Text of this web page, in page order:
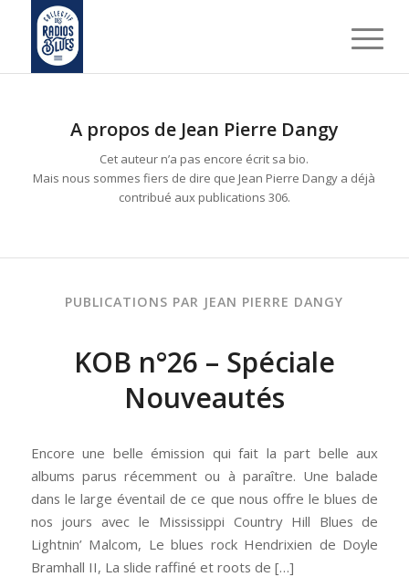
A propos de Jean Pierre Dangy
Cet auteur n’a pas encore écrit sa bio.
Mais nous sommes fiers de dire que Jean Pierre Dangy a déjà
contribué aux publications 306.
PUBLICATIONS PAR JEAN PIERRE DANGY
KOB n°26 – Spéciale
Nouveautés
Encore une belle émission qui fait la part belle aux
albums parus récemment ou à paraître. Une balade
dans le large éventail de ce que nous offre le blues de
nos jours avec le Mississippi Country Hill Blues de
Lightnin’ Malcom, Le blues rock Hendrixien de Doyle
Bramhall II, La slide raffiné et roots de […]